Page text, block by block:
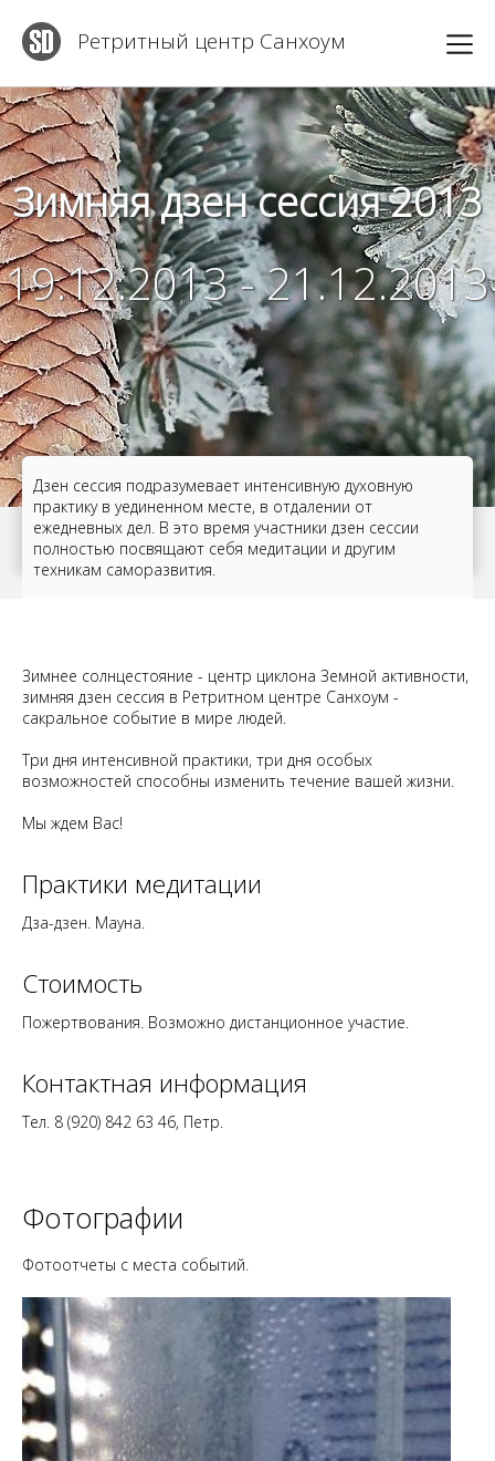
Ретритный центр Санхоум
Зимняя дзен сессия 2013
19.12.2013 - 21.12.2013
Дзен сессия подразумевает интенсивную духовную
практику в уединенном месте, в отдалении от
ежедневных дел. В это время участники дзен сессии
полностью посвящают себя медитации и другим
техникам саморазвития.
Зимнее солнцестояние - центр циклона Земной активности,
зимняя дзен сессия в Ретритном центре Санхоум -
сакральное событие в мире людей.
Три дня интенсивной практики, три дня особых
возможностей способны изменить течение вашей жизни.
Мы ждем Вас!
Практики медитации
Дза-дзен. Мауна.
Стоимость
Пожертвования. Возможно дистанционное участие.
Контактная информация
Тел. 8 (920) 842 63 46, Петр.
Фотографии
Фотоотчеты с места событий.